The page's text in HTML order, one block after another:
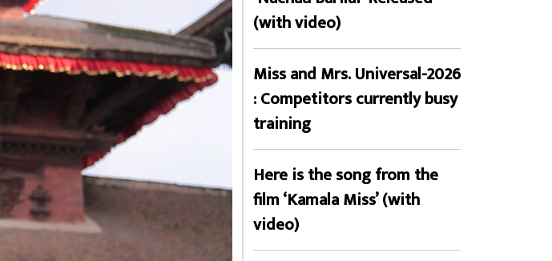
(with video)
Miss and Mrs. Universal-2026
: Competitors currently busy
training
Here is the song from the
film ‘Kamala Miss’ (with
video)